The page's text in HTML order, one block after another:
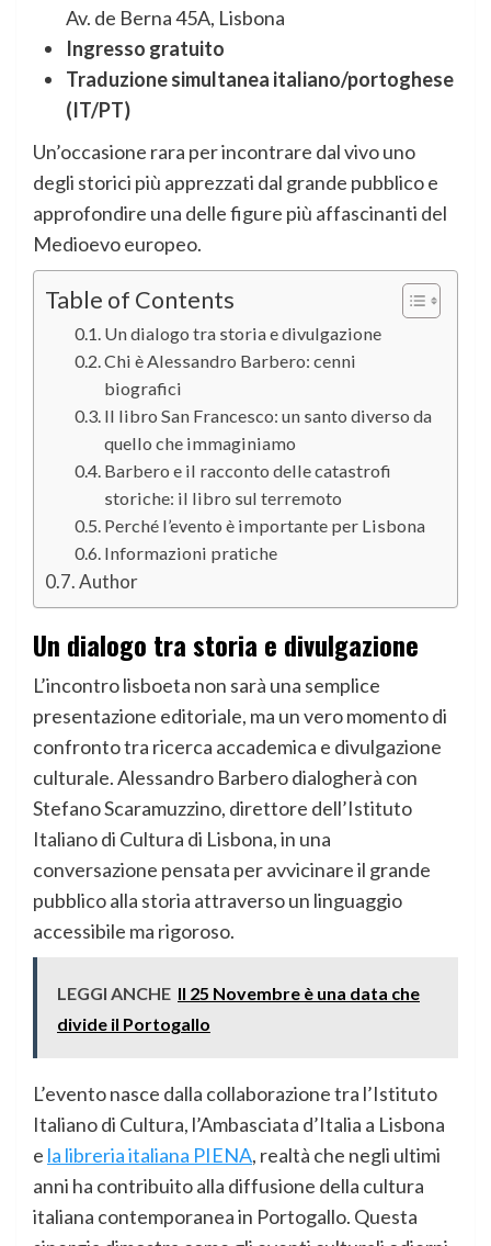
Av. de Berna 45A, Lisbona
Ingresso gratuito
Traduzione simultanea italiano/portoghese
(IT/PT)
Un’occasione rara per incontrare dal vivo uno
degli storici più apprezzati dal grande pubblico e
approfondire una delle figure più affascinanti del
Medioevo europeo.
Table of Contents
Un dialogo tra storia e divulgazione
Chi è Alessandro Barbero: cenni
biografici
Il libro San Francesco: un santo diverso da
quello che immaginiamo
Barbero e il racconto delle catastrofi
storiche: il libro sul terremoto
Perché l’evento è importante per Lisbona
Informazioni pratiche
Author
Un dialogo tra storia e divulgazione
L’incontro lisboeta non sarà una semplice
presentazione editoriale, ma un vero momento di
confronto tra ricerca accademica e divulgazione
culturale. Alessandro Barbero dialogherà con
Stefano Scaramuzzino, direttore dell’Istituto
Italiano di Cultura di Lisbona, in una
conversazione pensata per avvicinare il grande
pubblico alla storia attraverso un linguaggio
accessibile ma rigoroso.
LEGGI ANCHE Il 25 Novembre è una data che
divide il Portogallo
L’evento nasce dalla collaborazione tra l’Istituto
Italiano di Cultura, l’Ambasciata d’Italia a Lisbona
e la libreria italiana PIENA, realtà che negli ultimi
anni ha contribuito alla diffusione della cultura
italiana contemporanea in Portogallo. Questa